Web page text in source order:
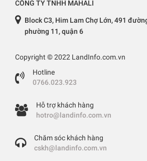
CÔNG TY TNHH MAHALI
Block C3, Him Lam Chợ Lớn, 491
phường 11, quận 6
Copyright © 2022 LandInfo.com.vn
Hotline
0766.023.923
Hỗ trợ khách hàng
hotro@landinfo.com.vn
Chăm sóc khách hàng
cskh@landinfo.com.vn